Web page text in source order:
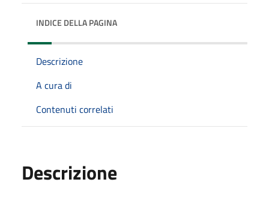
INDICE DELLA PAGINA
Descrizione
A cura di
Contenuti correlati
Descrizione